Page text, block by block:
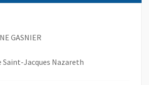
GASNIER
Jacques Nazareth